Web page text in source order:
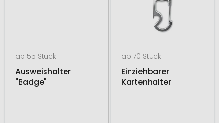
ab 55 Stück
Ausweishalter
"Badge"
ab 70 Stück
Einziehbarer
Kartenhalter